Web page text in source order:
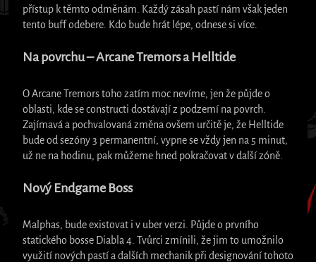
přístup k těmto odměnám. Každý zásah pastí nám však jeden
tento buff odebere. Kdo bude hrát lépe, odnese si více.
Na povrchu – Arcane Tremors a Helltide
O Arcane Tremors toho zatím moc nevíme, jen že půjde o
oblasti, kde se constructi dostávají z podzemí na povrch.
Zajímavá a pochvalovaná změna ovšem určitě je, že Helltide
bude od sezóny 3 permanentní, vypne se vždy jen na 5 minut,
už ne na hodinu, pak můžeme hned pokračovat v další zóně.
Nový Endgame Boss
Malphas, bude existovat i v uber verzi. Půjde o prvního
statického bosse Diabla 4. Tvůrci zmínili, že jim to umožnilo
využití nových pastí a dalších mechanik při designování tohoto